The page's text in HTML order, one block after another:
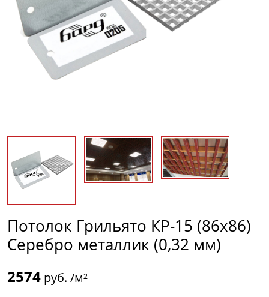
Потолок Грильято КР-15 (86х86)
Серебро металлик (0,32 мм)
2574 руб. /м²